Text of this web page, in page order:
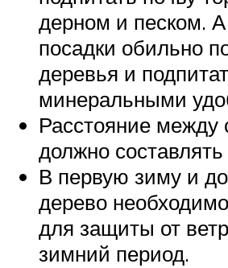
дерном и песком.
посадки обильно
деревья и
минеральными
Расстояние между
должно
В первую зиму и
дерево
для защиты от
зимний период.